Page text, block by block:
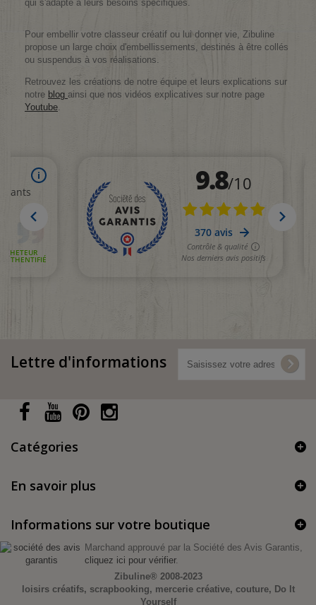
qui s'adapte à leurs besoins spécifiques.
Pour embellir votre classeur créatif ou lui donner vie, Zibuline
propose un large choix d'embellissements, destinés à être collés
ou suspendus à vos réalisations.
Retrouvez les créations de notre équipe et leurs explications sur
notre blog ainsi que nos vidéos explicatives sur notre page
Youtube.
Lettre d'informations
Catégories
En savoir plus
Informations sur votre boutique
Marchand approuvé par la Société des Avis Garantis,
cliquez ici pour vérifier.
Zibuline® 2008-2023
loisirs créatifs, scrapbooking, mercerie créative, couture, Do It
Yourself